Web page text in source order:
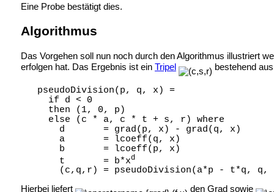
Eine Probe bestätigt dies.
Algorithmus
Das Vorgehen soll nun noch durch den Algorithmus illustriert
erfolgen hat. Das Ergebnis ist ein Tripel bestehend
   pseudoDivision(p, q, x) =
     if d < 0
     then (1, 0, p)
     else (c * a, c * t + s, r) where
       d       = grad(p, x) - grad(q, x)
       a       = lcoeff(q, x)
       b       = lcoeff(p, x)
       t       = b*x
d
Hierbei liefert den Grad sowie